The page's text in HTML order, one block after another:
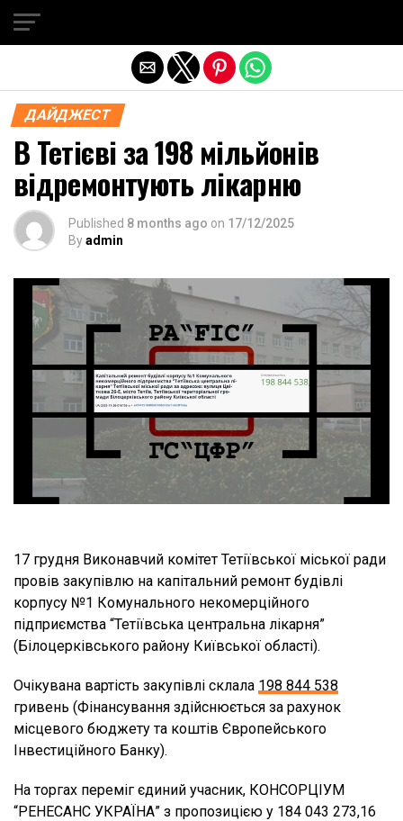
ДАЙДЖЕСТ
В Тетієві за 198 мільйонів
відремонтують лікарню
Published 8 months ago on 17/12/2025
Byadmin
17 грудня Виконавчий комітет Тетіївської міської ради
провів закупівлю на капітальний ремонт будівлі
корпусу №1 Комунального некомерційного
підприємства “Тетіївська центральна лікарня”
(Білоцерківського району Київської області).
Очікувана вартість закупівлі склала 198 844 538
гривень (Фінансування здійснюється за рахунок
місцевого бюджету та коштів Європейського
Інвестиційного Банку).
На торгах переміг єдиний учасник, КОНСОРЦІУМ
“РЕНЕСАНС УКРАЇНА” з пропозицією у 184 043 273,16